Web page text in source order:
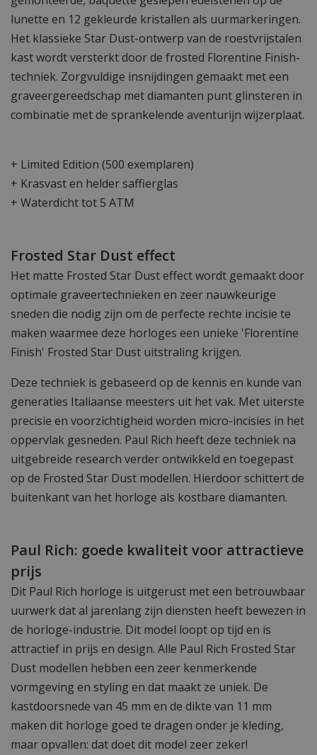
lunette en 12 gekleurde kristallen als uurmarkeringen.
Het klassieke Star Dust-ontwerp van de roestvrijstalen
kast wordt versterkt door de frosted Florentine Finish-
techniek. Zorgvuldige insnijdingen gemaakt met een
graveergereedschap met diamanten punt glinsteren in
combinatie met de sprankelende aventurijn wijzerplaat.
+ Limited Edition (500 exemplaren)
+ Krasvast en helder saffierglas
+ Waterdicht tot 5 ATM
Frosted Star Dust effect
Het matte Frosted Star Dust effect wordt gemaakt door
optimale graveertechnieken en zeer nauwkeurige
sneden die nodig zijn om de perfecte rechte incisie te
maken waarmee deze horloges een unieke 'Florentine
Finish' Frosted Star Dust uitstraling krijgen.
Deze techniek is gebaseerd op de kennis en kunde van
generaties Italiaanse meesters uit het vak. Met uiterste
precisie en voorzichtigheid worden micro-incisies in het
oppervlak gesneden. Paul Rich heeft deze techniek na
uitgebreide research verder ontwikkeld en toegepast
op de Frosted Star Dust modellen. Hierdoor schittert de
buitenkant van het horloge als kostbare diamanten.
Paul Rich: goede kwaliteit voor attractieve
prijs
Dit Paul Rich horloge is uitgerust met een betrouwbaar
uurwerk dat al jarenlang zijn diensten heeft bewezen in
de horloge-industrie. Dit model loopt op tijd en is
attractief in prijs en design. Alle Paul Rich Frosted Star
Dust modellen hebben een zeer kenmerkende
vormgeving en styling en dat maakt ze uniek. De
kastdoorsnede van 45 mm en de dikte van 11 mm
maken dit horloge goed te dragen onder je kleding,
maar opvallen: dat doet dit model zeer zeker!